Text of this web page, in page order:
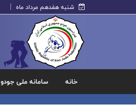
شنبه هفدهم مرداد ماه
خانه سامانه ملی جودو